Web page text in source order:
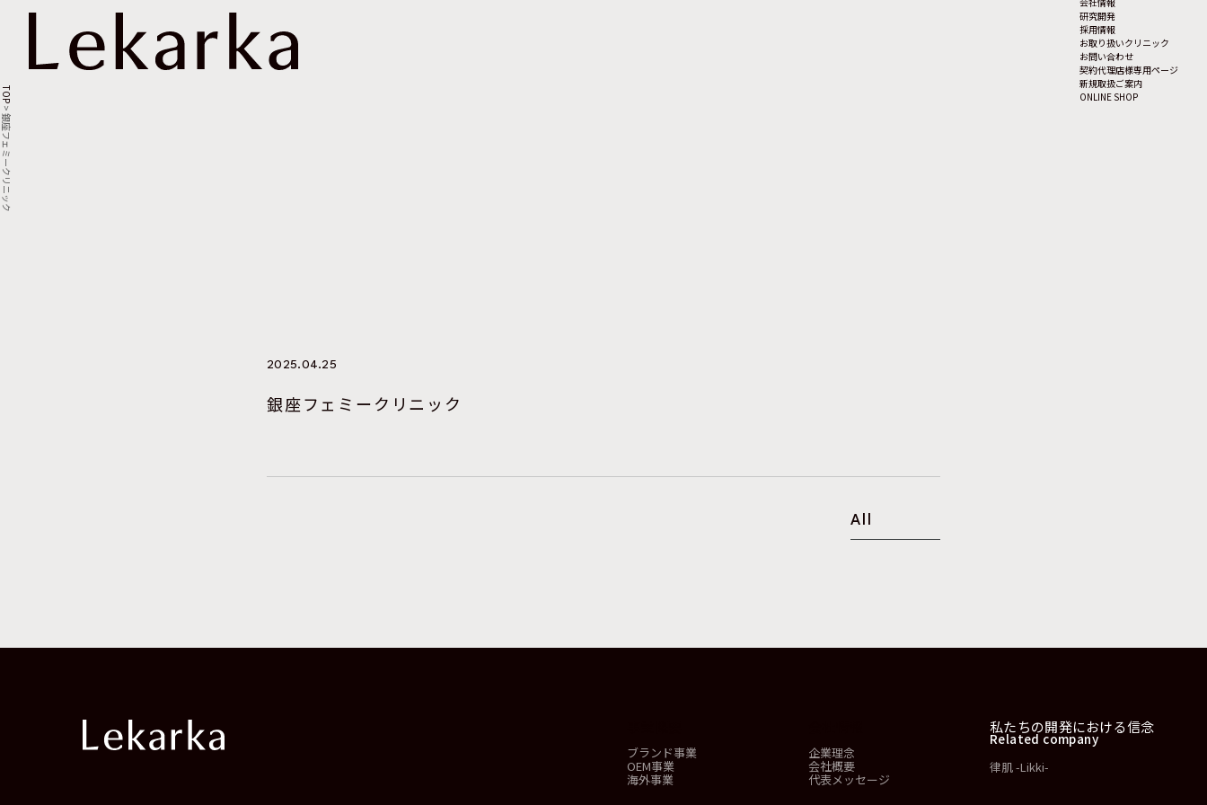
研究開発
採用情報
お取り扱いクリニック
お問い合わせ
契約代理店様専用ページ
新規取扱ご案内
ONLINE SHOP
TOP
>
銀座フェミークリニック
2025.04.25
銀座フェミークリニック
All
ブランド事業
OEM事業
海外事業
企業理念
会社概要
代表メッセージ
私たちの開発における信念
Related company
律肌 -Likki-